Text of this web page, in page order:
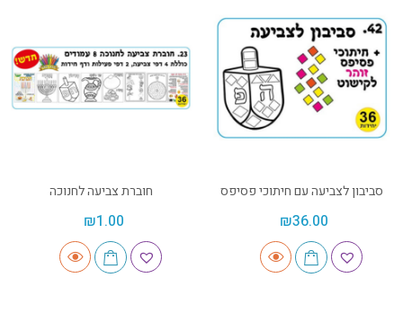
סביבון לצביעה עם חיתוכי פסיפס
₪36.00
חוברת צביעה לחנוכה
₪1.00